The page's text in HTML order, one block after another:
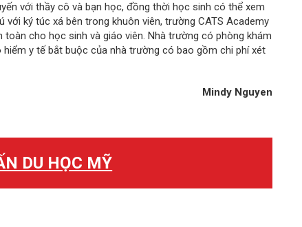
với thầy cô và bạn học, đồng thời học sinh có thể xem
ký túc xá bên trong khuôn viên, trường CATS Academy
cho học sinh và giáo viên. Nhà trường có phòng khám
y tế bắt buộc của nhà trường có bao gồm chi phí xét
Mindy Nguyen
DU HỌC MỸ